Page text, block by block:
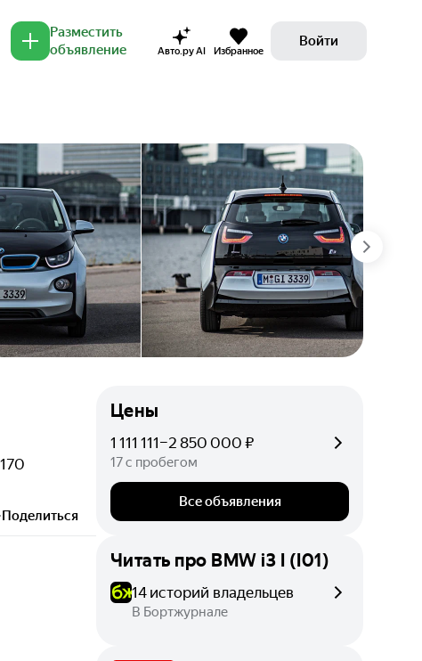
Разместить
объявление
Авто.ру AI Избранное
Войти
Поделиться
Цены
1 111 111–2 850 000 ₽
17 с пробегом
Все объявления
Читать про BMW i3 I (I01)
14 историй владельцев
В Бортжурнале